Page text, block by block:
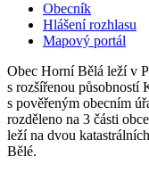
Obecník
Hlášení rozhlasu
Mapový portál
Obec Horní Bělá leží v
s rozšířenou působností
s pověřeným obecním
rozděleno na 3 části
leží na dvou
Bělé.